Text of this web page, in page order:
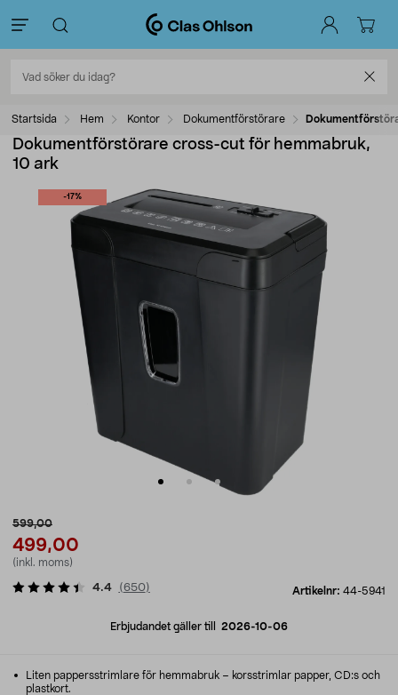
Startsida Hem Kontor Dokumentförstörare
Dokumentförstörare cross-cut för hemmabruk,
10 ark
-17%
599,00
499,00
(inkl. moms)
Artikelnr: 44-5941
4.4 (650)
Erbjudandet gäller till 2026-10-06
Liten pappersstrimlare för hemmabruk – korsstrimlar papper, CD:s och
plastkort.